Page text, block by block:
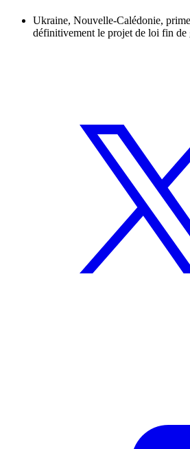
Ukraine, Nouvelle-Calédonie,
définitivement le projet de loi fin de